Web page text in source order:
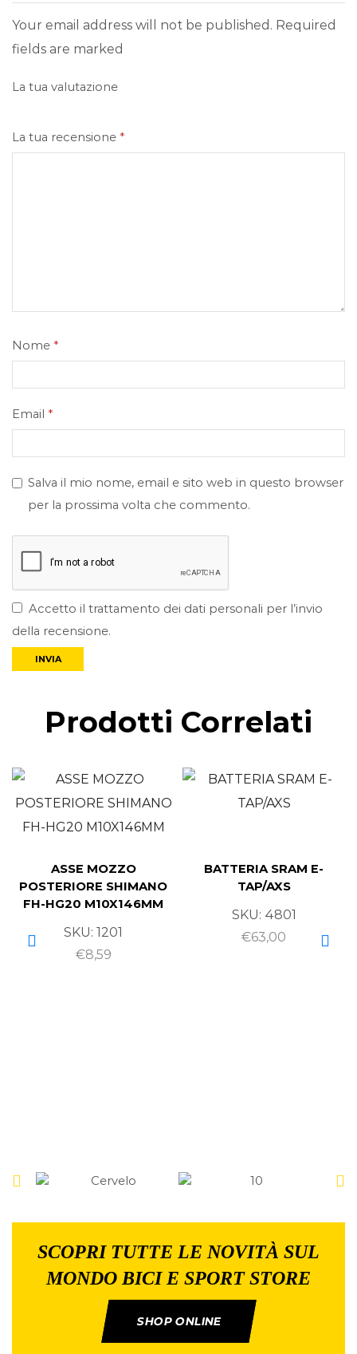
Your email address will not be published. Required
fields are marked
La tua valutazione
La tua recensione *
Nome *
Email *
Salva il mio nome, email e sito web in questo browser
per la prossima volta che commento.
Accetto il trattamento dei dati personali per l’invio
della recensione.
Prodotti Correlati
ASSE MOZZO
POSTERIORE SHIMANO
FH-HG20 M10X146MM
SKU: 1201
€8,59
BATTERIA SRAM E-
TAP/AXS
SKU: 4801
€63,00
SCOPRI TUTTE LE NOVITÀ SUL
MONDO BICI E SPORT STORE
SHOP ONLINE